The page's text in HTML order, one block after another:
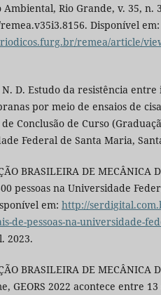
Ambiental, Rio Grande, v. 35, n.
Disponível em:
remea/article/
N. D. Estudo da resistência
por meio de ensaios de
Conclusão de Curso
Federal de Santa Maria,
BRASILEIRA DE MECÂNICA
pessoas na Universidade
em: http://
de-pessoas-na-universidade-
2023.
BRASILEIRA DE MECÂNICA
GEORS 2022 acontece entre